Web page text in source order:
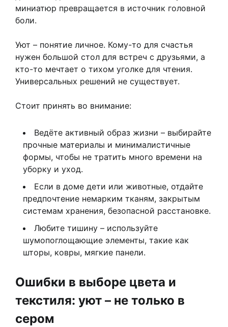
миниатюр превращается в источник головной
боли.
Уют – понятие личное. Кому-то для счастья
нужен большой стол для встреч с друзьями, а
кто-то мечтает о тихом уголке для чтения.
Универсальных решений не существует.
Стоит принять во внимание:
Ведёте активный образ жизни – выбирайте
прочные материалы и минималистичные
формы, чтобы не тратить много времени на
уборку и уход.
Если в доме дети или животные, отдайте
предпочтение немарким тканям, закрытым
системам хранения, безопасной расстановке.
Любите тишину – используйте
шумопоглощающие элементы, такие как
шторы, ковры, мягкие панели.
Ошибки в выборе цвета и
текстиля: уют – не только в
сером